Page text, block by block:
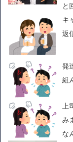
と
キ
返
発
組
上
み
な